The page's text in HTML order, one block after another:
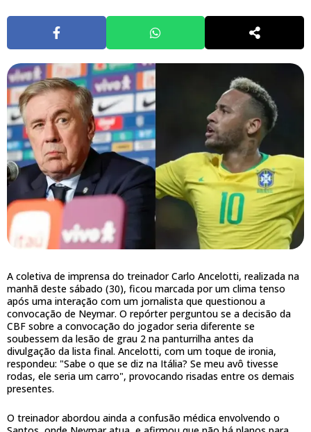
A coletiva de imprensa do treinador Carlo Ancelotti, realizada na
manhã deste sábado (30), ficou marcada por um clima tenso
após uma interação com um jornalista que questionou a
convocação de Neymar. O repórter perguntou se a decisão da
CBF sobre a convocação do jogador seria diferente se
soubessem da lesão de grau 2 na panturrilha antes da
divulgação da lista final. Ancelotti, com um toque de ironia,
respondeu: "Sabe o que se diz na Itália? Se meu avô tivesse
rodas, ele seria um carro", provocando risadas entre os demais
presentes.
O treinador abordou ainda a confusão médica envolvendo o